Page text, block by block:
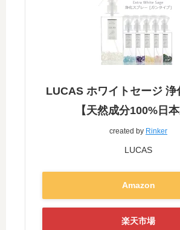
LUCAS ホワイトセージ 浄
【天然成分100%日本
created by Rinker
LUCAS
Amazon
楽天市場